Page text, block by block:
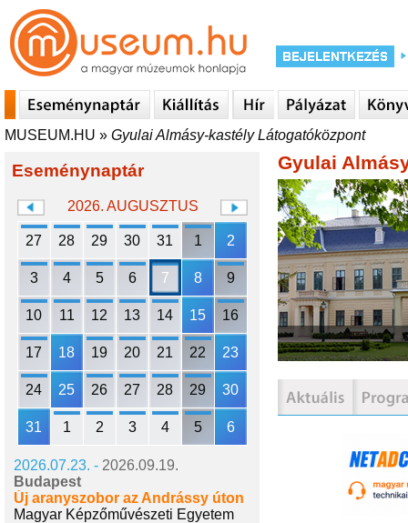
MUSEUM.HU » Gyulai Almásy-kastély Látogatóközpont
Eseménynaptár
2026. AUGUSZTUS
27 28 29 30 31 1 2
3 4 5 6 7 8 9
10 11 12 13 14 15 16
17 18 19 20 21 22 23
24 25 26 27 28 29 30
31 1 2 3 4 5 6
2026.07.23. - 2026.09.19.
Budapest
Új aranyszobor az Andrássy úton
Magyar Képzőművészeti Egyetem
Gyulai